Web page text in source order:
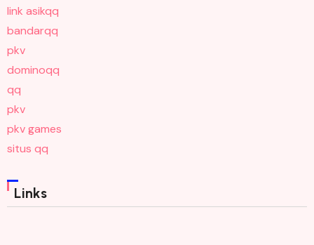
link asikqq
bandarqq
pkv
dominoqq
qq
pkv
pkv games
situs qq
Links